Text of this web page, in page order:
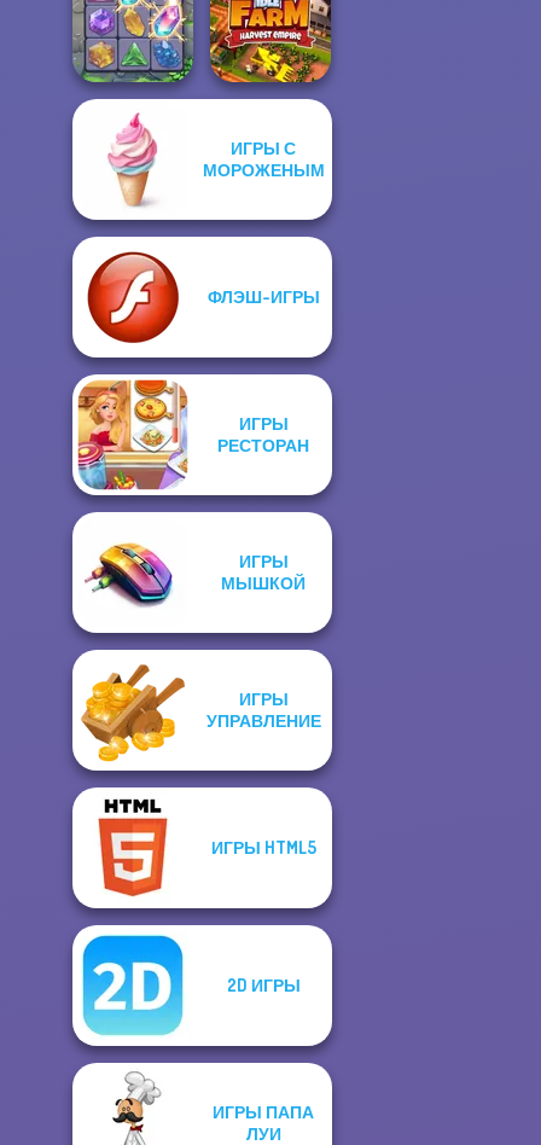
Papa's
Cupcakeria
Winx Paint Fairy
Color
Crystal Connect
ИГРЫ С
МОРОЖЕНЫМ
ФЛЭШ-ИГРЫ
ИГРЫ
РЕСТОРАН
ИГРЫ
МЫШКОЙ
ИГРЫ
УПРАВЛЕНИЕ
ИГРЫ HTML5
2D ИГРЫ
ИГРЫ ПАПА
ЛУИ